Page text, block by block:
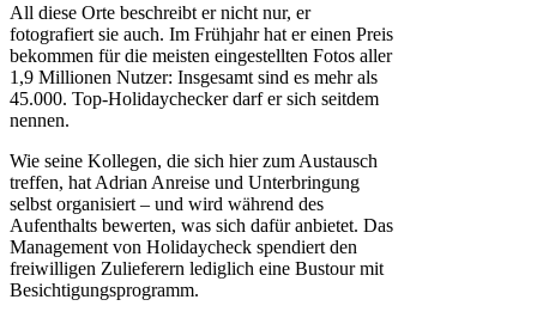
All diese Orte beschreibt er nicht nur, er
fotografiert sie auch. Im Frühjahr hat er einen Preis
bekommen für die meisten eingestellten Fotos aller
1,9 Millionen Nutzer: Insgesamt sind es mehr als
45.000. Top-Holidaychecker darf er sich seitdem
nennen.
Wie seine Kollegen, die sich hier zum Austausch
treffen, hat Adrian Anreise und Unterbringung
selbst organisiert – und wird während des
Aufenthalts bewerten, was sich dafür anbietet. Das
Management von Holidaycheck spendiert den
freiwilligen Zulieferern lediglich eine Bustour mit
Besichtigungsprogramm.